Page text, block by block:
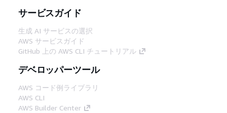
サービスガイド
生成 AI サービスの選択
AWS サービスガイド
GitHub 上の AWS CLI チュートリアル
デベロッパーツール
AWS コード例ライブラリ
AWS CLI
AWS Builder Center